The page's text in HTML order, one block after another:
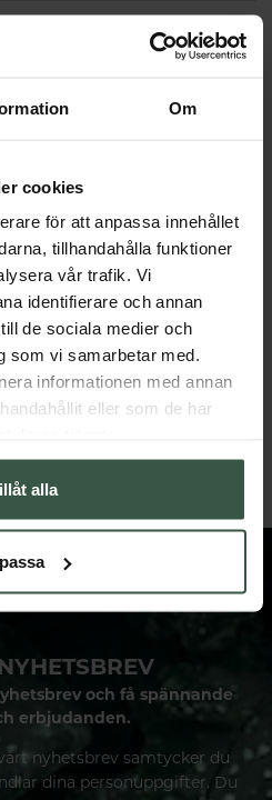
Om
cookies
för att anpassa innehållet
tillhandahålla funktioner
vår trafik. Vi
identifierare och annan
de sociala medier och
som vi samarbetar med.
informationen med annan
eller som de har
alla
också
Kattklo 100g
Crearome
och få spännande
erbjudanden.
nyhetsbrev samtycker du
dina personuppgifter. Du